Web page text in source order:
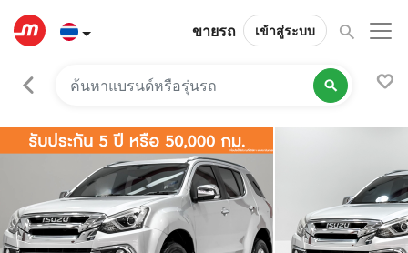
ขายรถ เข้าสู่ระบบ